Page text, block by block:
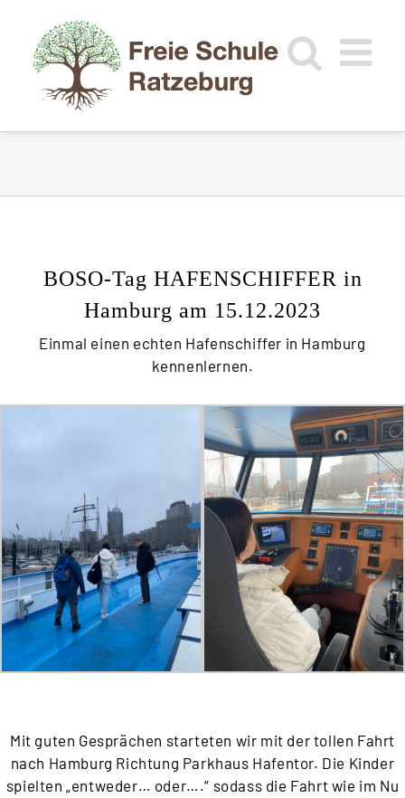
springen
BOSO-Tag HAFENSCHIFFER in
Hamburg am 15.12.2023
Einmal einen echten Hafenschiffer in Hamburg
kennenlernen.
Mit guten Gesprächen starteten wir mit der tollen Fahrt
nach Hamburg Richtung Parkhaus Hafentor. Die Kinder
spielten „entweder… oder….“ sodass die Fahrt wie im Nu